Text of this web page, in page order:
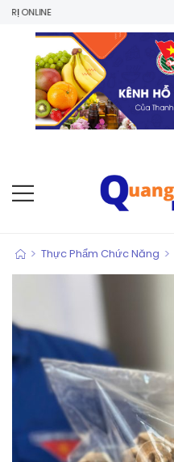
> Thực Phẩm Chức Năng >